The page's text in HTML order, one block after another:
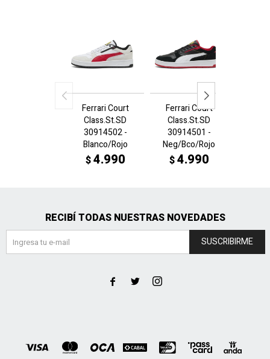
Ferrari Court
Class.St.SD
30914502 -
Blanco/Rojo
$4.990
Ferrari Court
Class.St.SD
30914501 -
Neg/Bco/Rojo
$4.990
RECIBÍ TODAS NUESTRAS NOVEDADES
SUSCRIBIRME
  